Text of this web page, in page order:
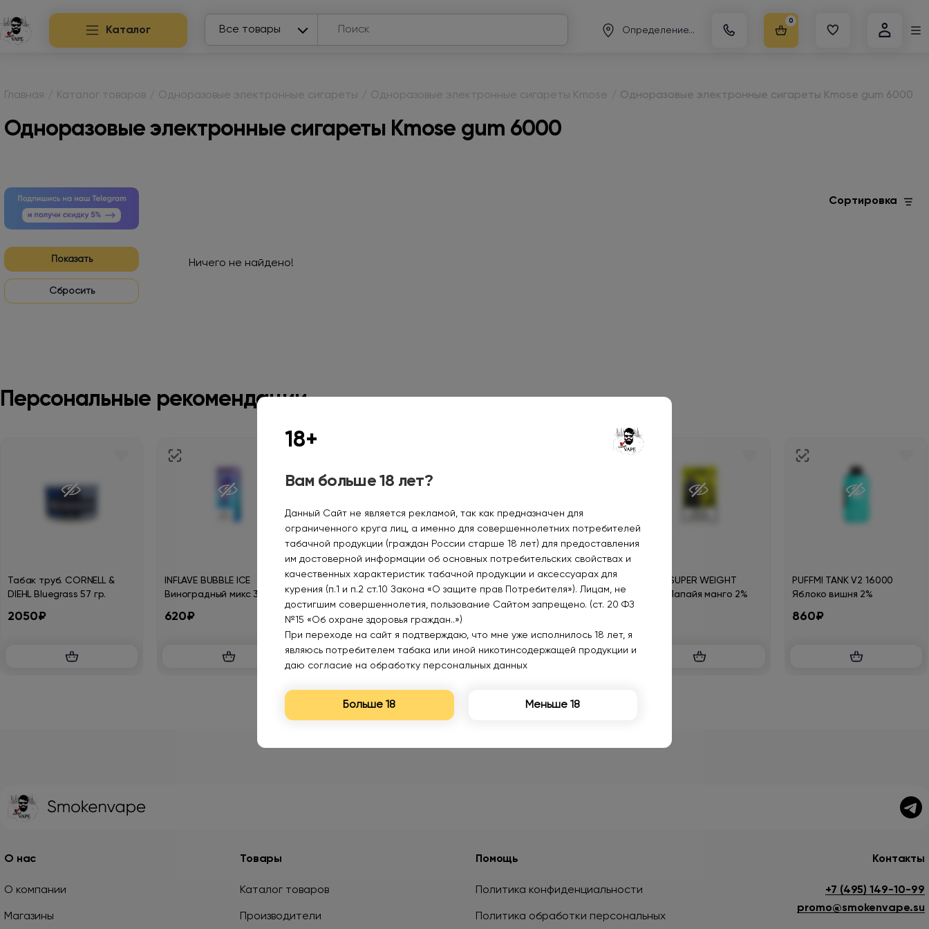
Каталог Все товары
Search
Определение...
0
Главная Каталог товаров Одноразовые электронные сигареты Одноразовые электронные сигареты Kmose Одноразовые электронные сигареты Kmose gum 6000
Одноразовые электронные сигареты Kmose gum 6000
Показать
Сортировка
Ничего не найдено!
Персональные рекомендации
Табак труб. CORNELL &
DIEHL Bluegrass 57 гр.
2050₽
INFLAVE BUBBLE ICE
Виноградный микс 30мл.2%
620₽
GANG ICE Хвоя чай
смородина 30мл 2%
210₽
GANG LUX Кола с
черешней Super Hard 2%
TYSON SUPER WEIGHT
20000 Папайя манго 2%
PUFFMI TANK V2 16000
Яблоко вишня 2%
860₽
О нас
О компании
Магазины
Товары
Каталог товаров
Производители
Помощь
Политика конфиденциальности
Политика обработки персональных
Контакты
+7 (495) 149-10-99
promo@smokenvape.su
18+
Вам больше 18 лет?
Данный Сайт не является рекламой, так как предназначен для
ограниченного круга лиц, а именно для совершеннолетних потребителей
табачной продукции (граждан России старше 18 лет) для предоставления
им достоверной информации об основных потребительских свойствах и
качественных характеристик табачной продукции и аксессуарах для
курения (п.1 и п.2 ст.10 Закона «О защите прав Потребителя»). Лицам, не
достигшим совершеннолетия, пользование Сайтом запрещено. (ст. 20 ФЗ
№15 «Об охране здоровья граждан..»)
При переходе на сайт я подтверждаю, что мне уже исполнилось 18 лет, я
являюсь потребителем табака или иной никотинсодержащей продукции и
даю согласие на обработку персональных данных
Больше 18 Меньше 18